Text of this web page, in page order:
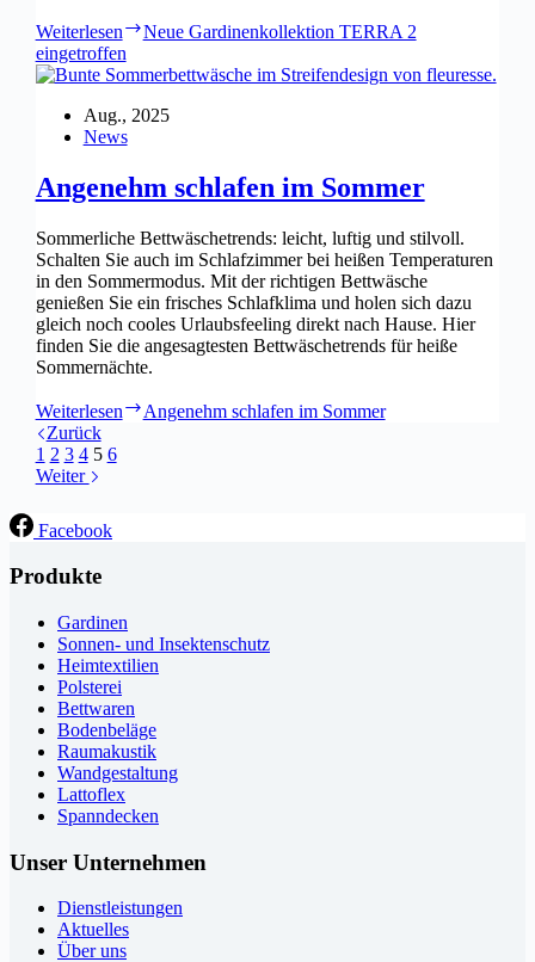
Weiterlesen
Neue Gardinenkollektion TERRA 2
eingetroffen
Aug., 2025
News
Angenehm schlafen im Sommer
Sommerliche Bettwäschetrends: leicht, luftig und stilvoll.
Schalten Sie auch im Schlafzimmer bei heißen Temperaturen
in den Sommermodus. Mit der richtigen Bettwäsche
genießen Sie ein frisches Schlafklima und holen sich dazu
gleich noch cooles Urlaubsfeeling direkt nach Hause. Hier
finden Sie die angesagtesten Bettwäschetrends für heiße
Sommernächte.
Weiterlesen
Angenehm schlafen im Sommer
Zurück
1 2 3 4 5 6
Weiter
Facebook
Produkte
Gardinen
Sonnen- und Insektenschutz
Heimtextilien
Polsterei
Bettwaren
Bodenbeläge
Raumakustik
Wandgestaltung
Lattoflex
Spanndecken
Unser Unternehmen
Dienstleistungen
Aktuelles
Über uns